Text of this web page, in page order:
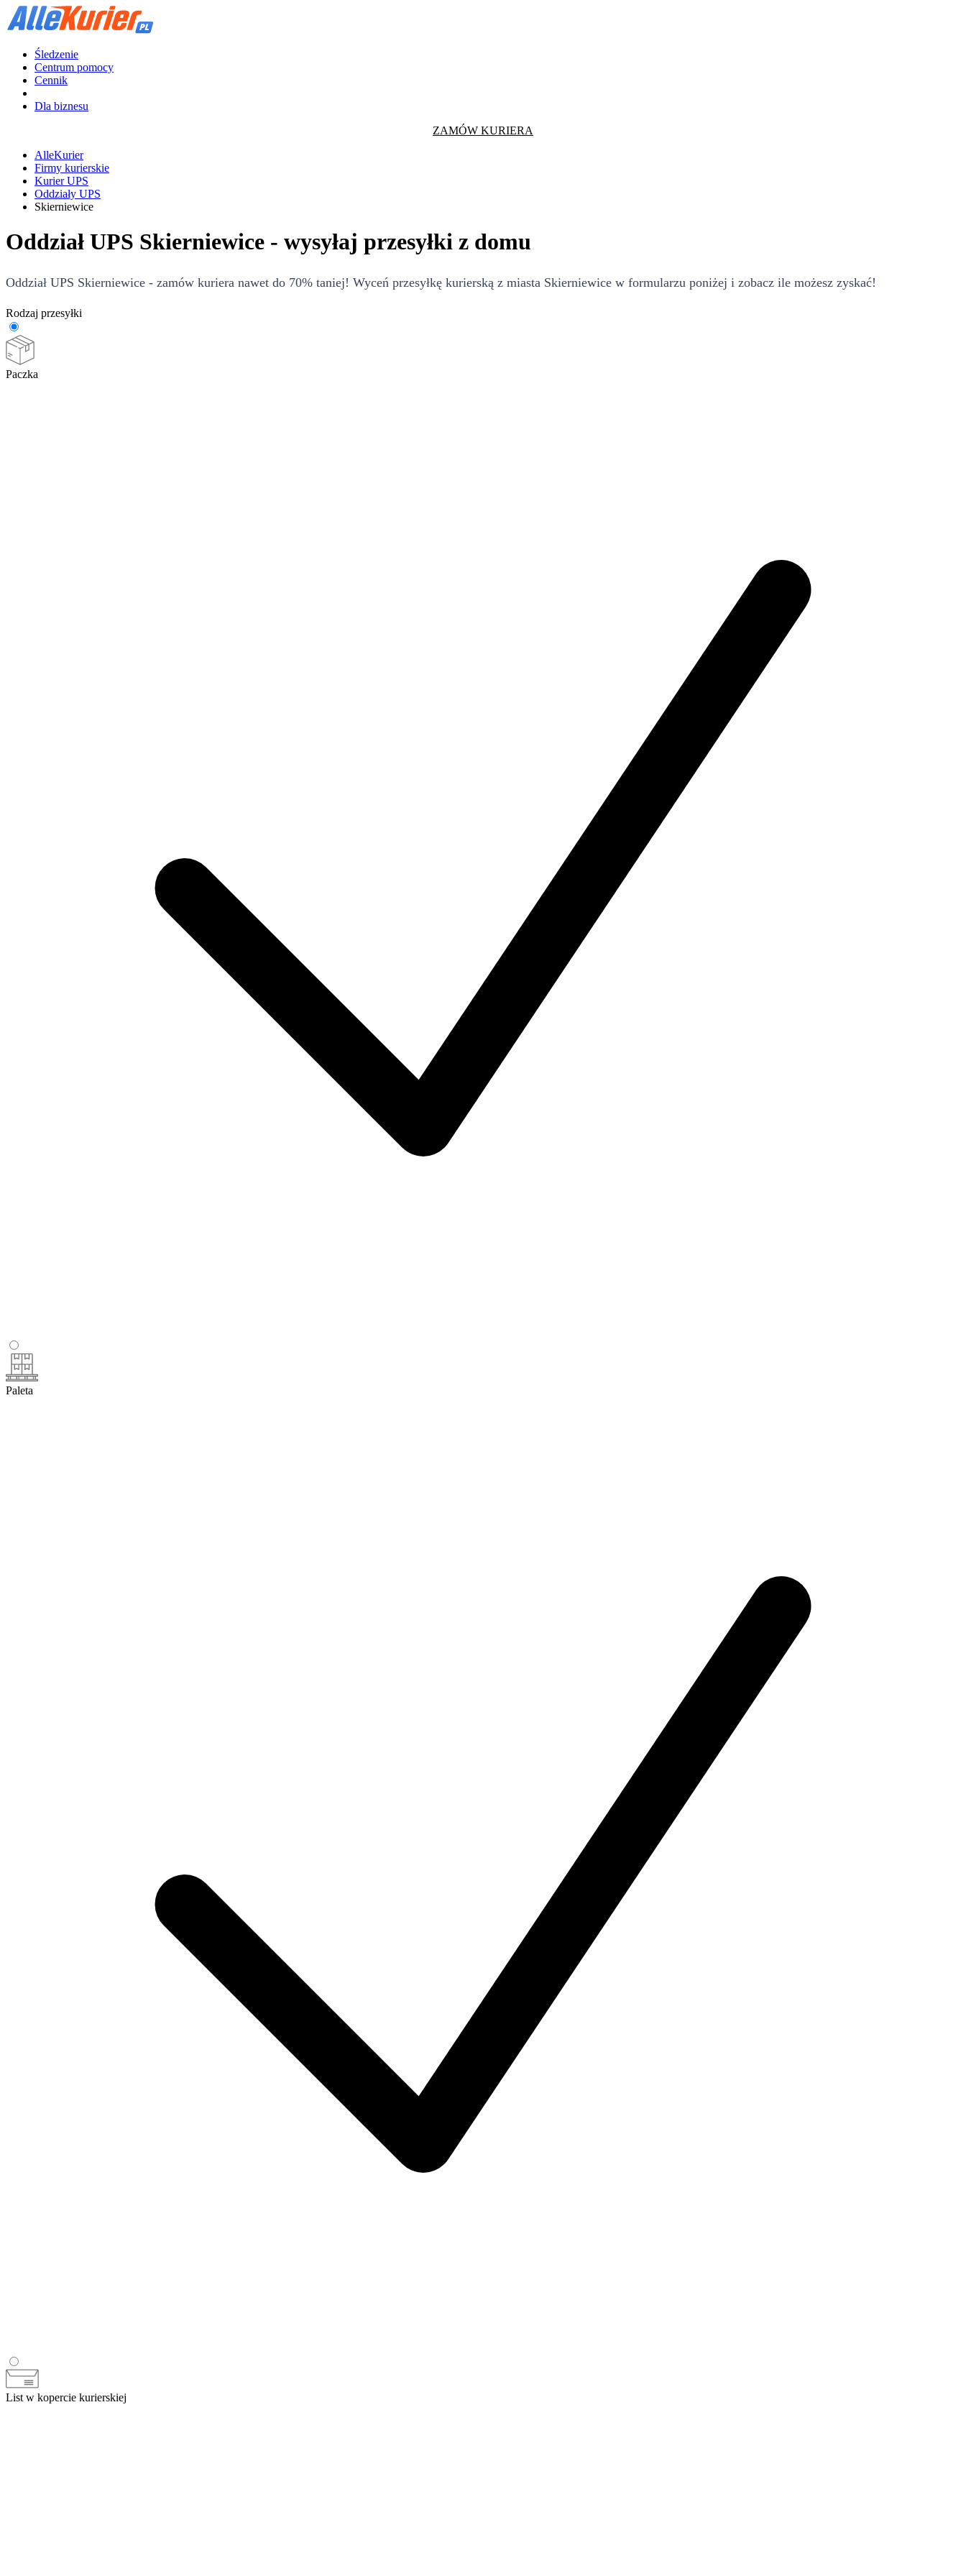
Śledzenie
Centrum pomocy
Cennik
Dla biznesu
ZAMÓW KURIERA
AlleKurier
Firmy kurierskie
Kurier UPS
Oddziały UPS
Skierniewice
Oddział UPS Skierniewice - wysyłaj przesyłki z domu
Oddział UPS Skierniewice - zamów kuriera nawet do 70% taniej! Wyceń przesyłkę kurierską z miasta Skierniewice w formularzu poniżej i zobacz ile możesz zyskać!
Rodzaj przesyłki
Paczka
Paleta
List w kopercie kurierskiej